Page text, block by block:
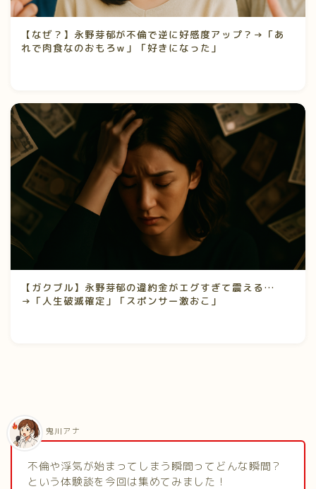
【なぜ？】永野芽郁が不倫で逆に好感度アップ？→「あ
れで肉食なのおもろｗ」「好きになった」
【ガクブル】永野芽郁の違約金がエグすぎて震える…
→「人生破滅確定」「スポンサー激おこ」
不倫や浮気が始まってしまう瞬間ってどんな瞬間？
という体験談を今回は集めてみました！
鬼川アナ